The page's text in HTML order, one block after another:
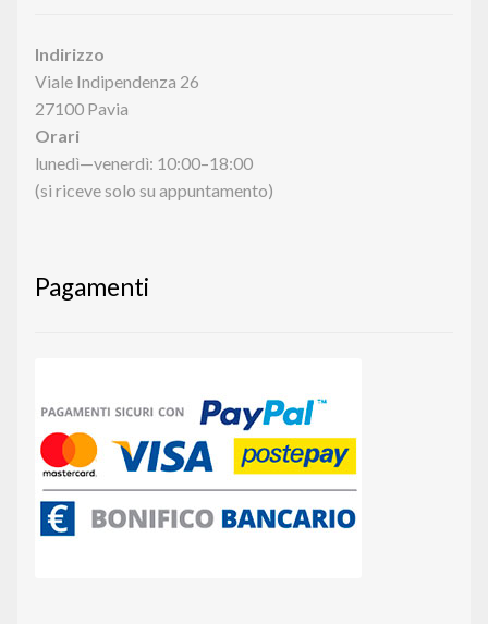
Indirizzo
Viale Indipendenza 26
27100 Pavia
Orari
lunedì—venerdì: 10:00–18:00
(si riceve solo su appuntamento)
Pagamenti